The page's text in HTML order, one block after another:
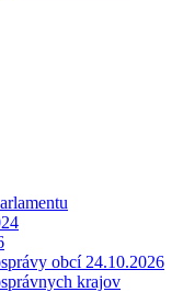
obcí 24.10.2026
krajov